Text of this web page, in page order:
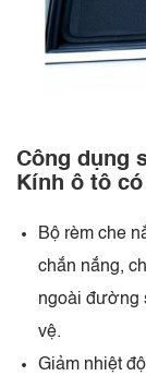
Công dụng
Kính ô tô
Bộ rèm che
chắn nắng,
ngoài đường
vệ.
Giảm nhiệt